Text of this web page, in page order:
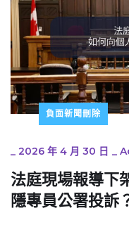
負面新聞刪除
_ 2026 年 4 月 30 日 _
法庭現場報導下
隱專員公署投訴